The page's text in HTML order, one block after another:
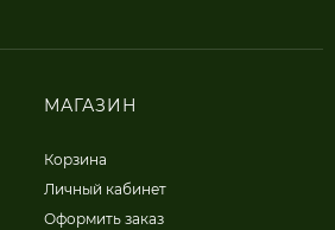
МАГАЗИН
Корзина
Личный кабинет
Оформить заказ